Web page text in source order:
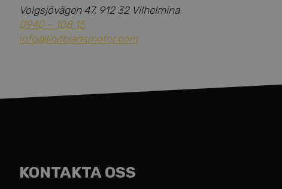
Volgsjövägen 47, 912 32 Vilhelmina
0940 – 108 15
info@lindbladsmotor.com
KONTAKTA OSS